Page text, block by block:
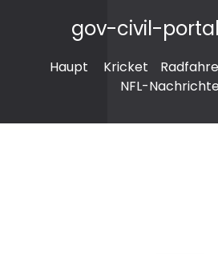
gov-civil-
Haupt Kricket
NFL-